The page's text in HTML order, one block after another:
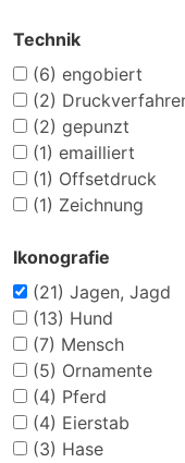
Technik
(6) engobiert
(2)
(2) gepunzt
(1) emailliert
(1) Offsetdruck
(1) Zeichnung
Ikonografie
(21) Jagen, Jagd
(13) Hund
(7) Mensch
(5) Ornamente
(4) Pferd
(4) Eierstab
(3) Hase